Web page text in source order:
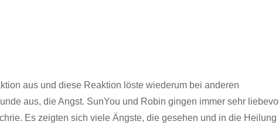
aus und diese Reaktion löste wiederum bei anderen
aus, die Angst. SunYou und Robin gingen immer sehr liebevoll
Es zeigten sich viele Ängste, die gesehen und in die Heilung